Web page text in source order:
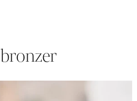
bronzer